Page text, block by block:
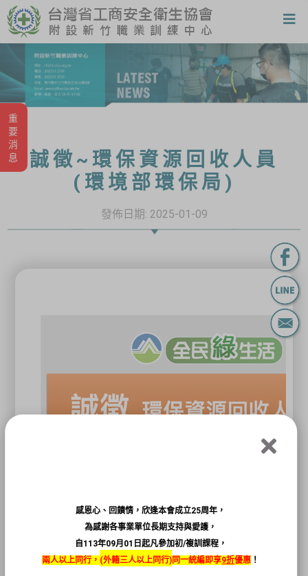
重要消息 誠徵~環保資源回收人員
(環境部環保局)
發佈日期: 2025-01-09
感恩心、回饋情，欣逢本會成立25周年，
為感謝各事業單位長期支持與愛護，
自113年09月01日起凡參加初/複訓課程，
兩人以上同行， (外籍三人以上同行)同一統編即享9折優惠 ！